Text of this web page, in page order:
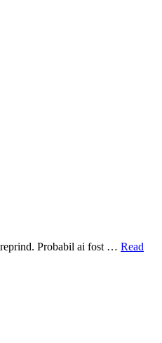
Probabil ai fost … Read